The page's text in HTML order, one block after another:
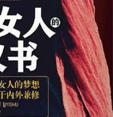
化妝保養 情趣用品